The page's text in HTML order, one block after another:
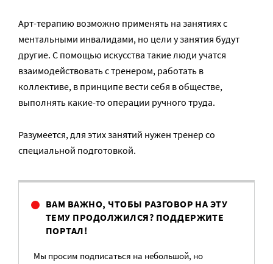
Арт-терапию возможно применять на занятиях с
ментальными инвалидами, но цели у занятия будут
другие. С помощью искусства такие люди учатся
взаимодействовать с тренером, работать в
коллективе, в принципе вести себя в обществе,
выполнять какие-то операции ручного труда.
Разумеется, для этих занятий нужен тренер со
специальной подготовкой.
ВАМ ВАЖНО, ЧТОБЫ РАЗГОВОР НА ЭТУ
ТЕМУ ПРОДОЛЖИЛСЯ? ПОДДЕРЖИТЕ
ПОРТАЛ!
Мы просим подписаться на небольшой, но